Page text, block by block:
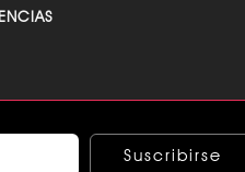
Suscribirse